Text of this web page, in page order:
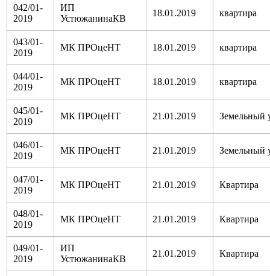
042/01-
2019
ИП
УстюжанинаКВ
18.01.2019 квартира
043/01-
2019
МК ПРОцеНТ 18.01.2019 квартира
044/01-
2019
МК ПРОцеНТ 18.01.2019 квартира
045/01-
2019
МК ПРОцеНТ 21.01.2019 Земельный
046/01-
2019
МК ПРОцеНТ 21.01.2019 Земельный
047/01-
2019
МК ПРОцеНТ 21.01.2019 Квартира
048/01-
2019
МК ПРОцеНТ 21.01.2019 Квартира
049/01-
2019
ИП
УстюжанинаКВ
21.01.2019 Квартира